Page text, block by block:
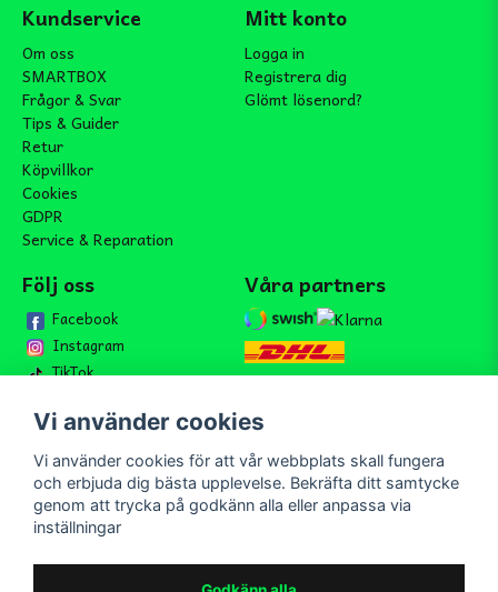
Kundservice
Om oss
SMARTBOX
Frågor & Svar
Tips & Guider
Retur
Köpvillkor
Cookies
GDPR
Service & Reparation
Mitt konto
Logga in
Registrera dig
Glömt lösenord?
Följ oss
Facebook
Instagram
TikTok
Våra partners
Bli medlem i vårt nyhetsbrev
email
Mejladress Skicka
Bli medlem i vårt nyhetsbrev och ta del av våra nyheter och
Vi använder cookies
Vi använder cookies för att vår webbplats skall fungera
och erbjuda dig bästa upplevelse. Bekräfta ditt samtycke
genom att trycka på godkänn alla eller anpassa via
inställningar